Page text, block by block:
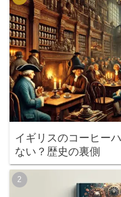
イギリスのコーヒー
ない？歴史の裏側